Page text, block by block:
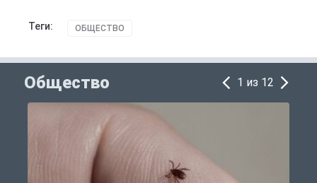
Теги: ОБЩЕСТВО
Общество 1 из 12